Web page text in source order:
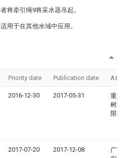
将牵引绳9将采水器吊起。
用于在其他水域中应用。
Priority date Publication date
2016-12-30 2017-05-31
重庆
树科
限公
2017-07-20 2017-12-08
广西